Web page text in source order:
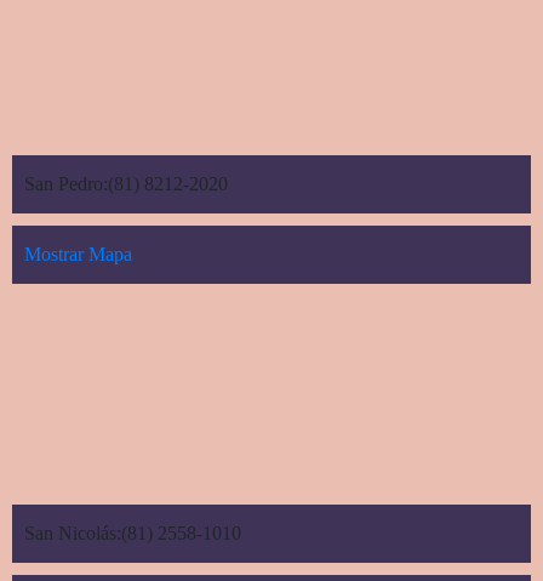
San Pedro:(81) 8212-2020
Mostrar Mapa
San Nicolás:(81) 2558-1010